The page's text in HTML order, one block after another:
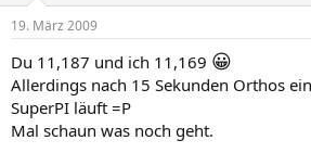
19. März 2009
Du 11,187 und ich 11,169 😀
Allerdings nach 15 Sekunden Orthos
SuperPI läuft =P
Mal schaun was noch geht.